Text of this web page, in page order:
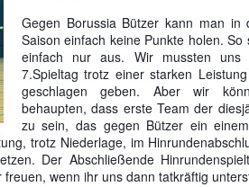
Gegen Borussia Bützer kann man in
Saison einfach keine Punkte holen. So
einfach nur aus. Wir mussten uns
7.Spieltag trotz einer starken
geschlagen geben. Aber wir
behaupten, dass erste Team der
zu sein, das gegen Bützer ein
trotz Niederlage, im
Der Abschließende
wenn ihr uns dann tatkräftig